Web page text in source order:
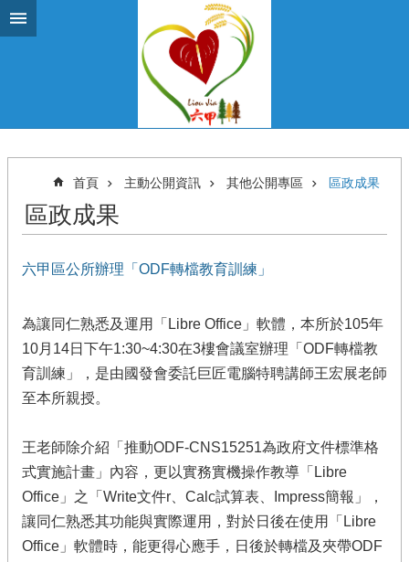
跳到主要內容區塊
首頁 主動公開資訊 其他公開專區 區政成果
區政成果
六甲區公所辦理「ODF轉檔教育訓練」
為讓同仁熟悉及運用「Libre Office」軟體，本所於105年
10月14日下午1:30~4:30在3樓會議室辦理「ODF轉檔教
育訓練」，是由國發會委託巨匠電腦特聘講師王宏展老師
至本所親授。
王老師除介紹「推動ODF-CNS15251為政府文件標準格
式實施計畫」內容，更以實務實機操作教導「Libre
Office」之「Write文件r、Calc試算表、Impress簡報」，
讓同仁熟悉其功能與實際運用，對於日後在使用「Libre
Office」軟體時，能更得心應手，日後於轉檔及夾帶ODF